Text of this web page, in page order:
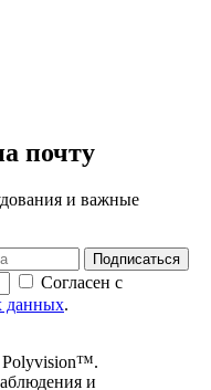
почту
и важные
Подписаться
Согласен с
данных.
Polyvision™.
и